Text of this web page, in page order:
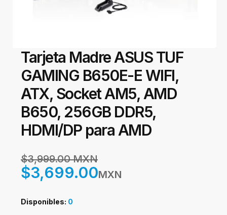
Tarjeta Madre ASUS TUF
GAMING B650E-E WIFI,
ATX, Socket AM5, AMD
B650, 256GB DDR5,
HDMI/DP para AMD
$3,999.00 MXN
$3,699.00MXN
Disponibles: 0